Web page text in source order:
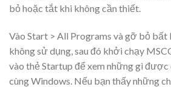
bỏ hoặc tắt khi không cần thiết.
Vào Start > All Programs và gỡ bỏ bất
không sử dụng, sau đó khởi chạy
vào thẻ Startup để xem những gì
cùng Windows. Nếu bạn thấy những